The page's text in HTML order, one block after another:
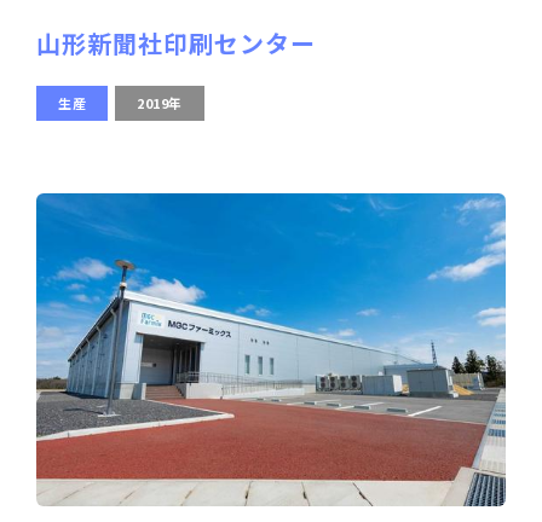
山形新聞社印刷センター
生産 2019年